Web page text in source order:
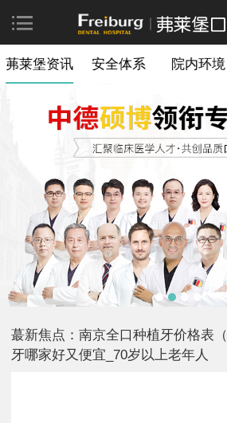
茀莱堡资讯 安全体系 院内环境
蕞新焦点：南京全口种植牙价格表
牙哪家好又便宜_70岁以上老年人